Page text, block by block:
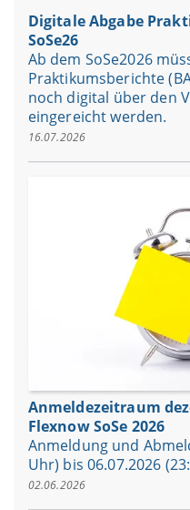
Digitale Abgabe
SoSe26
Ab dem SoSe2026
Praktikumsberichte
noch digital über den
eingereicht werden.
16.07.2026
Anmeldezeitraum
Flexnow SoSe 2026
Anmeldung und
Uhr) bis 06.07.2026
02.06.2026